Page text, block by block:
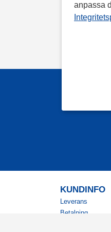
anpassa
KUNDINFO
Leverans
Betalning